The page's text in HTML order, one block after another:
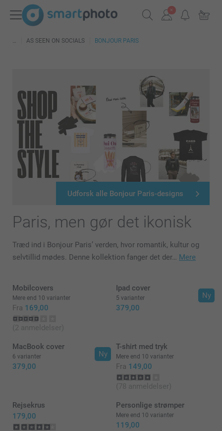
AS SEEN ON SOCIALS BONJOUR PARIS
Paris, men gør det ikonisk
Træd ind i Bonjour Paris’ verden, hvor romantik, kultur og
selvtillid mødes. Denne kollektion fanger det der… Mere
Udforsk alle Bonjour Paris-designs
Mobilcovers
Mere end 10 varianter
Fra 169,00
(2 anmeldelser)
Ny
Ipad cover
5 varianter
379,00
Ny
MacBook cover
6 varianter
379,00
T-shirt med tryk
Mere end 10 varianter
Fra 149,00
(78 anmeldelser)
Rejsekrus
179,00
Personlige strømper
Mere end 10 varianter
119,00